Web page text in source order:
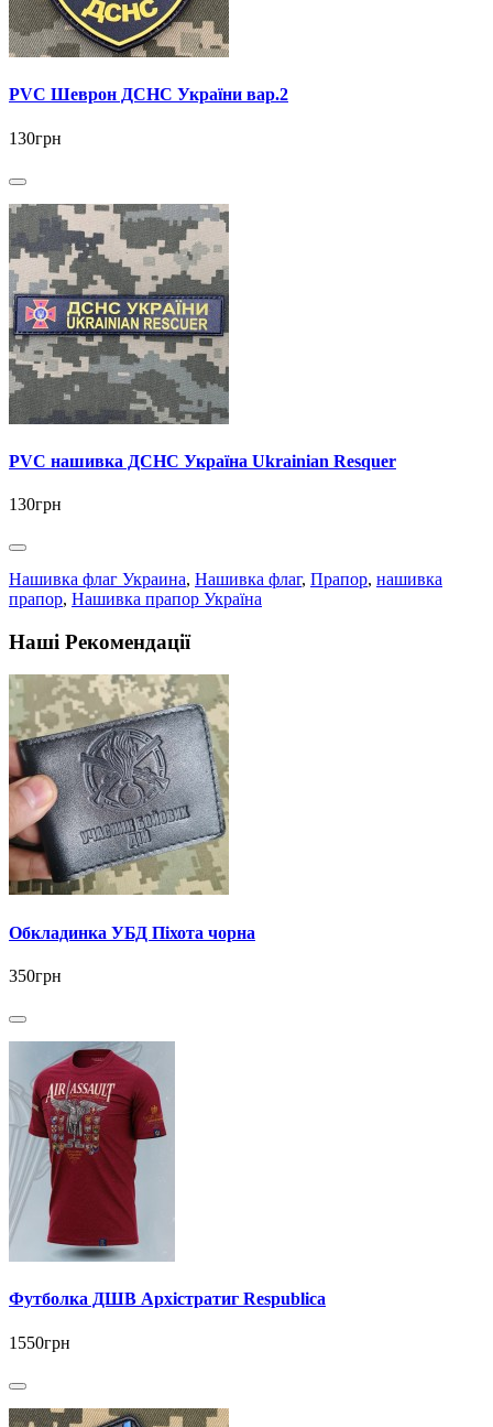
PVC Шеврон ДСНС України вар.2
130грн
PVC нашивка ДСНС Україна Ukrainian Resquer
130грн
Нашивка флаг Украина, Нашивка флаг, Прапор, нашивка
прапор, Нашивка прапор Україна
Наші Рекомендації
Обкладинка УБД Піхота чорна
350грн
Футболка ДШВ Архістратиг Respublica
1550грн